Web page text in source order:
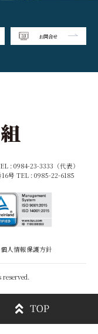
お問合せ
: 0984-23-3333（代表）
号 TEL : 0985-22-6185
個人情報保護方針